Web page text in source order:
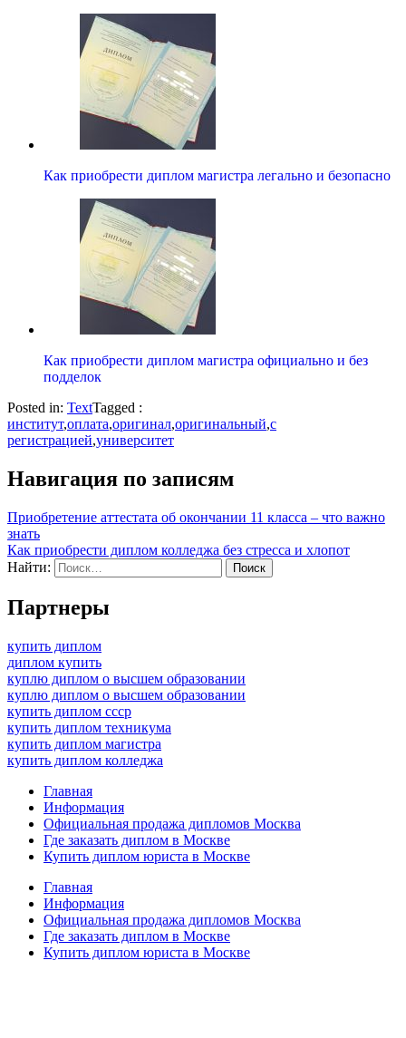
Как приобрести диплом магистра легально и безопасно
Как приобрести диплом магистра официально и без
подделок
Posted in: TextTagged :
институт,оплата,оригинал,оригинальный,с
регистрацией,университет
Навигация по записям
Приобретение аттестата об окончании 11 класса – что важно
знать
Как приобрести диплом колледжа без стресса и хлопот
Найти:
Партнеры
купить диплом
диплом купить
куплю диплом о высшем образовании
куплю диплом о высшем образовании
купить диплом ссср
купить диплом техникума
купить диплом магистра
купить диплом колледжа
Главная
Информация
Официальная продажа дипломов Москва
Где заказать диплом в Москве
Купить диплом юриста в Москве
Главная
Информация
Официальная продажа дипломов Москва
Где заказать диплом в Москве
Купить диплом юриста в Москве